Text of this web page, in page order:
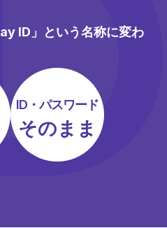
ID」という名称に変わ
ID・パスワード
そのまま